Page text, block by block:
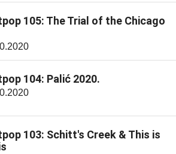
105: The Trial of the Chicago
104: Palić 2020.
103: Schitt's Creek & This is